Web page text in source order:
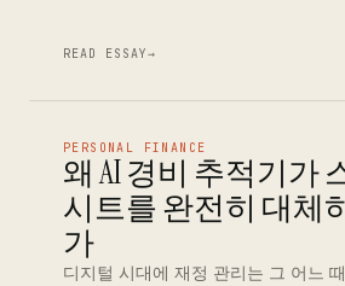
READ ESSAY→
PERSONAL FINANCE
왜 AI 경비 추적기가
시트를 완전히 대체
가
디지털 시대에 재정 관리는 그 어느